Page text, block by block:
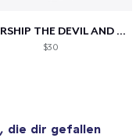
I WORSHIP THE DEVIL AND SUPPORT THE...
$30
, die dir gefallen